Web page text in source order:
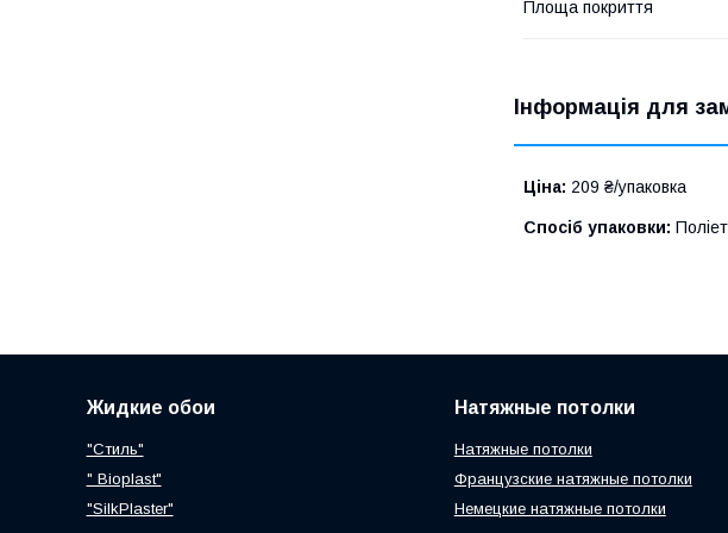
Площа покриття
Інформація для
Ціна: 209 ₴/упаковка
Спосіб упаковки:
Жидкие обои
"Стиль"
" Bioplast"
"SilkPlaster"
Натяжные потолки
Натяжные потолки
Французские натяжные потолки
Немецкие натяжные потолки